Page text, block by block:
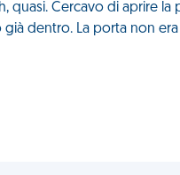
quasi. Cercavo di aprire la
dentro. La porta non